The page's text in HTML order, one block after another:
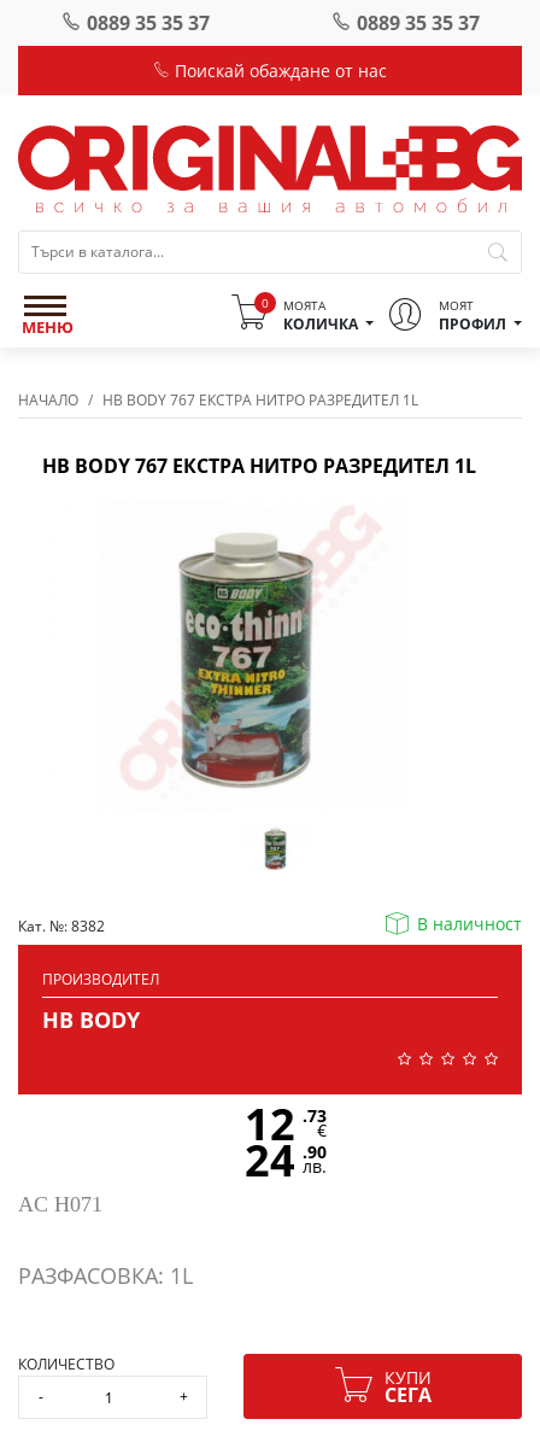
0889 35 35 37 0889 35 35 37
Поискай обаждане от нас
МЕНЮ
0 МОЯТА
КОЛИЧКА
МОЯТ
ПРОФИЛ
НАЧАЛО HB BODY 767 ЕКСТРА НИТРО РАЗРЕДИТЕЛ 1L
HB BODY 767 ЕКСТРА НИТРО РАЗРЕДИТЕЛ 1L
Кат. №: 8382 В наличност
ПРОИЗВОДИТЕЛ
HB BODY
AC H071
РАЗФАСОВКА: 1L
12 .73
€
24 .90
лв.
КОЛИЧЕСТВО
-
+
КУПИ
СЕГА